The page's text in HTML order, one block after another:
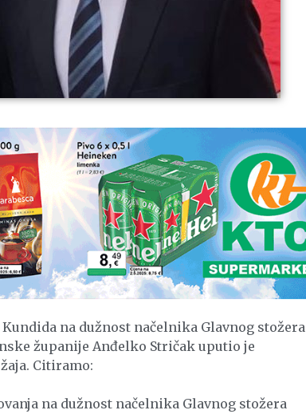
na dužnost načelnika Glavnog stožera
županije Anđelko Stričak uputio je
Citiramo:
na dužnost načelnika Glavnog stožera